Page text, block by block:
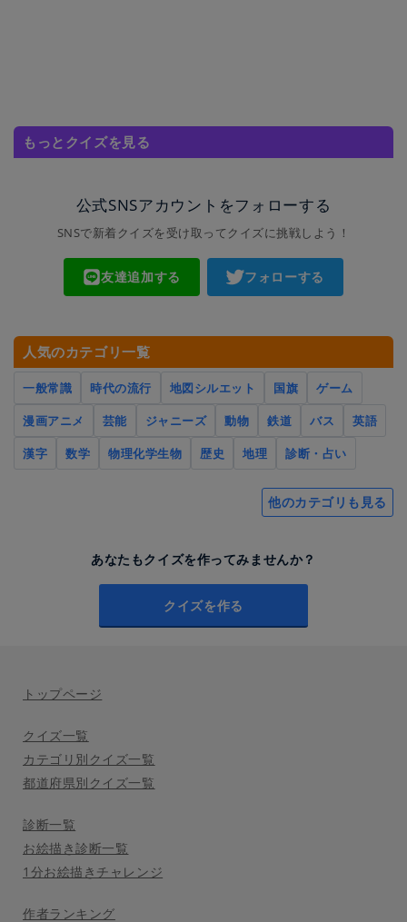
もっとクイズを見る
公式SNSアカウントをフォローする
SNSで新着クイズを受け取ってクイズに挑戦しよう！
友達追加する フォローする
人気のカテゴリ一覧
一般常識 時代の流行 地図シルエット 国旗
ゲーム
漫画アニメ
芸能 ジャニーズ 動物 鉄道 バス
英語
漢字
数学 物理化学生物 歴史 地理 診断・占い
他のカテゴリも見る
あなたもクイズを作ってみませんか？
クイズを作る
トップページ
クイズ一覧
カテゴリ別クイズ一覧
都道府県別クイズ一覧
診断一覧
お絵描き診断一覧
1分お絵描きチャレンジ
作者ランキング